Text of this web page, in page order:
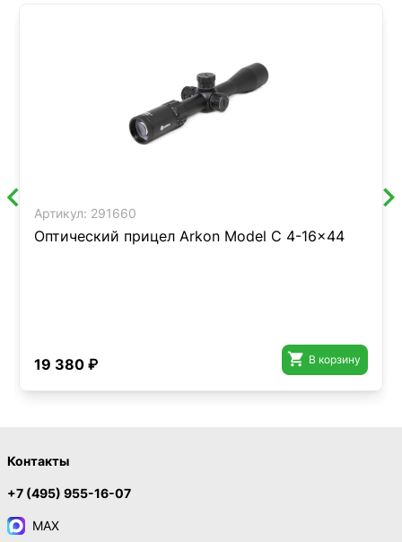
Артикул: 291660
Оптический прицел Arkon Model C 4-16x44
19 380 ₽  В корзину
Контакты
+7 (495) 955-16-07
MAX